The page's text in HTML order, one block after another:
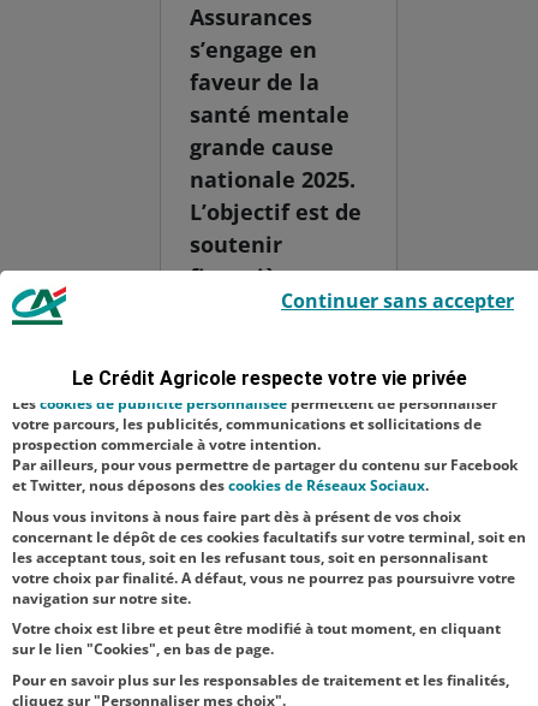
Assurances
s’engage en
faveur de la
santé mentale
grande cause
nationale 2025.
L’objectif est de
soutenir
financièrement
des projets
visant à mieux
accompagner
les aidants.
Héros du
Le Crédit Agricole respecte votre vie privée
indispensables car utilisés à des fins de bon fonctionnement et de
sécurité ; d’autres sont facultatifs. Les
satisfaction facultatifs.
Lescookies de publicité personnalisée permettent de personnaliser
votre parcours, les publicités, communications et sollicitations de
prospection commerciale à votre intention.
Par ailleurs, pour vous permettre de partager du contenu sur Facebook
et Twitter, nous déposons descookies de Réseaux Sociaux.
Nous vous invitons à nous faire part dès à présent de vos choix
concernant le dépôt de ces cookies facultatifs sur votre terminal, soit en
les acceptant tous, soit en les refusant tous, soit en personnalisant
votre choix par finalité. A défaut, vous ne pourrez pas poursuivre votre
navigation sur notre site.
Votre choix est libre et peut être modifié à tout moment, en cliquant
sur le lien "Cookies", en bas de page.
Pour en savoir plus sur les responsables de traitement et les finalités,
cliquez sur "Personnaliser mes choix".
Continuer sans accepter